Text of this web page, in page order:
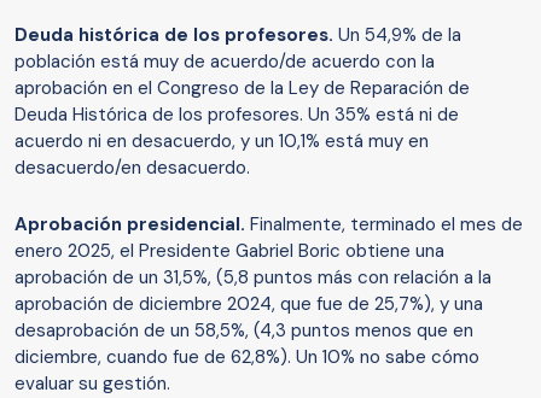
Deuda histórica de los profesores. Un 54,9% de la
población está muy de acuerdo/de acuerdo con la
aprobación en el Congreso de la Ley de Reparación de
Deuda Histórica de los profesores. Un 35% está ni de
acuerdo ni en desacuerdo, y un 10,1% está muy en
desacuerdo/en desacuerdo.
Aprobación presidencial. Finalmente, terminado el mes de
enero 2025, el Presidente Gabriel Boric obtiene una
aprobación de un 31,5%, (5,8 puntos más con relación a la
aprobación de diciembre 2024, que fue de 25,7%), y una
desaprobación de un 58,5%, (4,3 puntos menos que en
diciembre, cuando fue de 62,8%). Un 10% no sabe cómo
evaluar su gestión.